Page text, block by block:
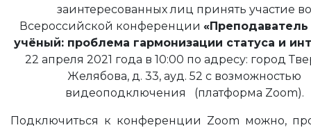
заинтересованных лиц принять участие во
Всероссийской конференции «Преподаватель
учёный: проблема гармонизации статуса и
22 апреля 2021 года в 10:00 по адресу: город
Желябова, д. 33, ауд. 52 с возможностью
видеоподключения (платформа Zoom).
Подключиться к конференции Zoom можно,